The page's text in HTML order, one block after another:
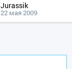
Jurassik
22 мая 2009